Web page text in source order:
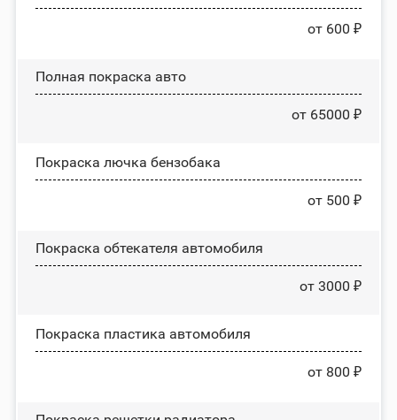
от 600 ₽
Полная покраска авто
от 65000 ₽
Покраска лючка бензобака
от 500 ₽
Покраска обтекателя автомобиля
от 3000 ₽
Покраска пластика автомобиля
от 800 ₽